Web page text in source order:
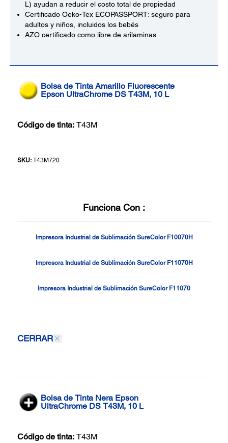
L) ayudan a reducir el costo total de propiedad
Certificado Oeko-Tex ECOPASSPORT: seguro para
adultos y niños, incluidos los bebés
AZO certificado como libre de arilaminas
Bolsa de Tinta Amarillo Fluorescente
Epson UltraChrome DS T43M, 10 L
Código de tinta: T43M
SKU: T43M720
Funciona Con :
Impresora Industrial de Sublimación SureColor F10070H
Impresora Industrial de Sublimación SureColor F11070H
Impresora Industrial de Sublimación SureColor F11070
CERRAR
Bolsa de Tinta Nera Epson
UltraChrome DS T43M, 10 L
Código de tinta: T43M